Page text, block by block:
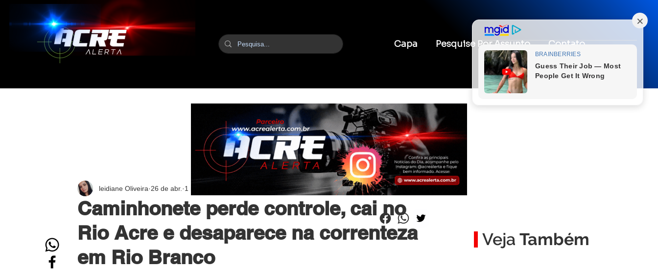
Capa Pesquise Por Assunto Contato
Caminhonete perde controle, cai no
Rio Acre e desaparece na correnteza
em Rio Branco
leidiane Oliveira 26 de abr. 1 min de leitura
Veja Também